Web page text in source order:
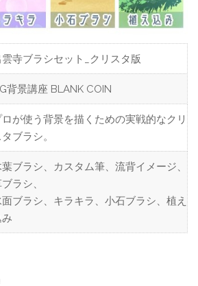
雲寺ブラシセット_クリスタ版
背景講座 BLANK COIN
ロが使う背景を描くための実戦的なクリ
ブラシ。
ブラシ、カスタム筆、流背イメージ、
ラシ、
ブラシ、キラキラ、小石ブラシ、植え